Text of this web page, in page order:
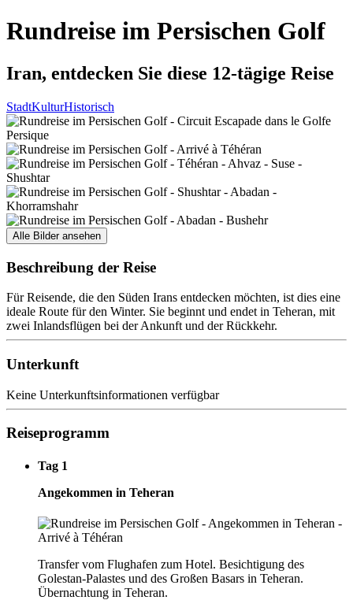
Rundreise im Persischen Golf
Iran, entdecken Sie diese 12-tägige Reise
StadtKulturHistorisch
Alle Bilder ansehen
Beschreibung der Reise
Für Reisende, die den Süden Irans entdecken möchten, ist dies eine
ideale Route für den Winter. Sie beginnt und endet in Teheran, mit
zwei Inlandsflügen bei der Ankunft und der Rückkehr.
Unterkunft
Keine Unterkunftsinformationen verfügbar
Reiseprogramm
Tag 1
Angekommen in Teheran
Transfer vom Flughafen zum Hotel. Besichtigung des
Golestan-Palastes und des Großen Basars in Teheran.
Übernachtung in Teheran.